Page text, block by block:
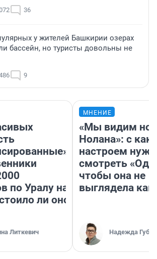
36
у жителей Башкирии озерах
бассейн, но туристы довольны не
9
по Уралу на
ли оно
Литкевич
МНЕНИЕ
«Мы видим
Нолана»: с
настроем
смотреть
чтобы она не
выглядела как
Надежда